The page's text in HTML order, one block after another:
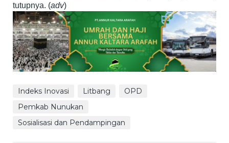
tutupnya. (adv)
Indeks Inovasi Litbang
OPD
Pemkab Nunukan
Sosialisasi dan Pendampingan